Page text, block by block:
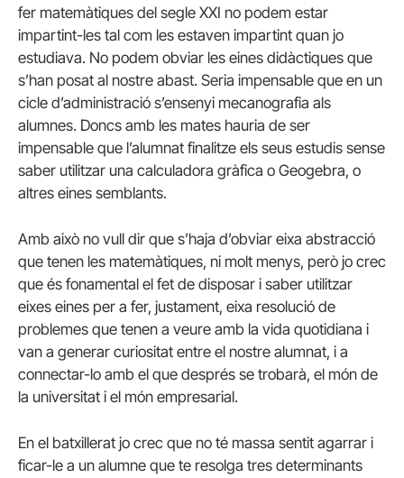
fer matemàtiques del segle XXI no podem estar
impartint-les tal com les estaven impartint quan jo
estudiava. No podem obviar les eines didàctiques que
s’han posat al nostre abast. Seria impensable que en un
cicle d’administració s’ensenyi mecanografia als
alumnes. Doncs amb les mates hauria de ser
impensable que l’alumnat finalitze els seus estudis sense
saber utilitzar una calculadora gràfica o Geogebra, o
altres eines semblants.
Amb això no vull dir que s’haja d’obviar eixa abstracció
que tenen les matemàtiques, ni molt menys, però jo crec
que és fonamental el fet de disposar i saber utilitzar
eixes eines per a fer, justament, eixa resolució de
problemes que tenen a veure amb la vida quotidiana i
van a generar curiositat entre el nostre alumnat, i a
connectar-lo amb el que després se trobarà, el món de
la universitat i el món empresarial.
En el batxillerat jo crec que no té massa sentit agarrar i
ficar-le a un alumne que te resolga tres determinants